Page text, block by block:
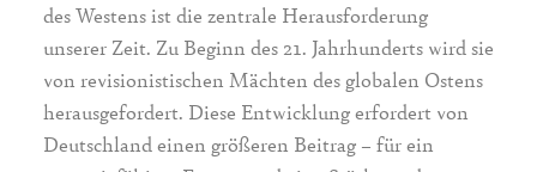
des Westens ist die zentrale Herausforderung
unserer Zeit. Zu Beginn des 21. Jahrhunderts wird sie
von revisionistischen Mächten des globalen Ostens
herausgefordert. Diese Entwicklung erfordert von
Deutschland einen größeren Beitrag – für ein